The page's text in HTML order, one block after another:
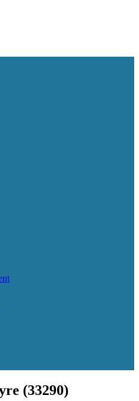
(33290)